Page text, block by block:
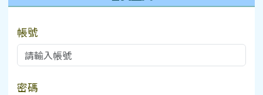
帳號
密碼